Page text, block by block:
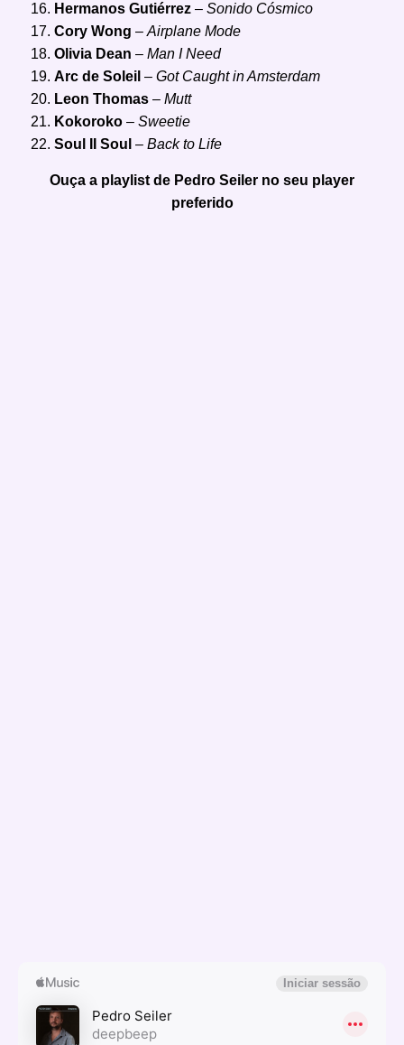
Hermanos Gutiérrez – Sonido Cósmico
Cory Wong –Airplane Mode
Olivia Dean – Man I Need
Arc de Soleil – Got Caught in Amsterdam
Leon Thomas – Mutt
Kokoroko – Sweetie
Soul II Soul – Back to Life
Ouça a playlist de Pedro Seiler no seu player
preferido